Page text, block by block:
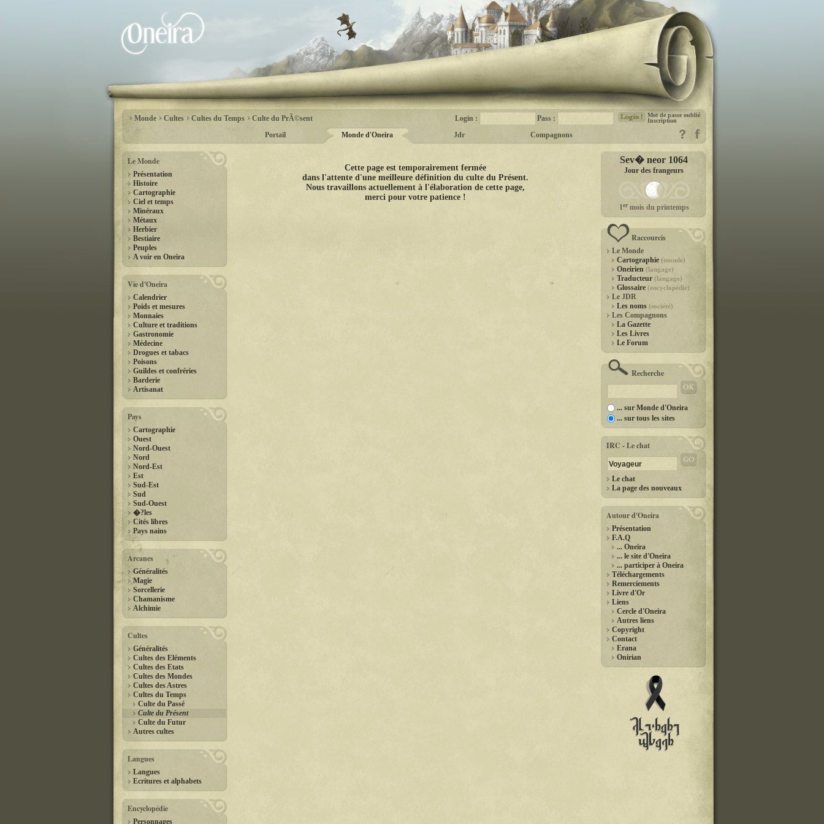
Monde Cultes Cultes du Temps Culte du PrÃ©sent Login : Pass :
Mot de passe oublié
Inscription
Portail Monde d'Oneira Jdr Compagnons
Le Monde
Présentation
Histoire
Cartographie
Ciel et temps
Minéraux
Métaux
Herbier
Bestiaire
Peuples
A voir en Oneira
Vie d'Oneira
Calendrier
Poids et mesures
Monnaies
Culture et traditions
Gastronomie
Médecine
Drogues et tabacs
Poisons
Guildes et confréries
Barderie
Artisanat
Pays
Cartographie
Ouest
Nord-Ouest
Nord
Nord-Est
Est
Sud-Est
Sud
Sud-Ouest
�?les
Cités libres
Pays nains
Arcanes
Généralités
Magie
Sorcellerie
Chamanisme
Alchimie
Cultes
Généralités
Cultes des Eléments
Cultes des Etats
Cultes des Mondes
Cultes des Astres
Cultes du Temps
Culte du Passé
Culte du Présent
Culte du Futur
Autres cultes
Langues
Langues
Ecritures et alphabets
Encyclopédie
Personnages
Sev� neor 1064
Jour des frangeurs
1ermois du printemps
Raccourcis
Le Monde
Cartographie (monde)
Oneirien (langage)
Traducteur (langage)
Glossaire (encyclopédie)
Le JDR
Les noms (société)
Les Compagnons
La Gazette
Les Livres
Le Forum
Recherche
... sur Monde d'Oneira
... sur tous les sites
IRC - Le chat
Le chat
La page des nouveaux
Autour d'Oneira
Présentation
F.A.Q
... Oneira
... le site d'Oneira
... participer à Oneira
Téléchargements
Remerciements
Livre d'Or
Liens
Cercle d'Oneira
Autres liens
Copyright
Contact
Erana
Onirian
Cette page est temporairement fermée
dans l'attente d'une meilleure définition du culte du Présent.
Nous travaillons actuellement à l'élaboration de cette page,
merci pour votre patience !